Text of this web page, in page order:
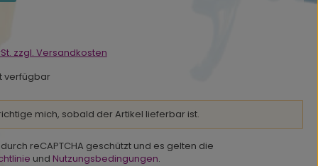
zzgl. Versandkosten
verfügbar
mich, sobald der Artikel lieferbar ist.
reCAPTCHA geschützt und es gelten die
und Nutzungsbedingungen.